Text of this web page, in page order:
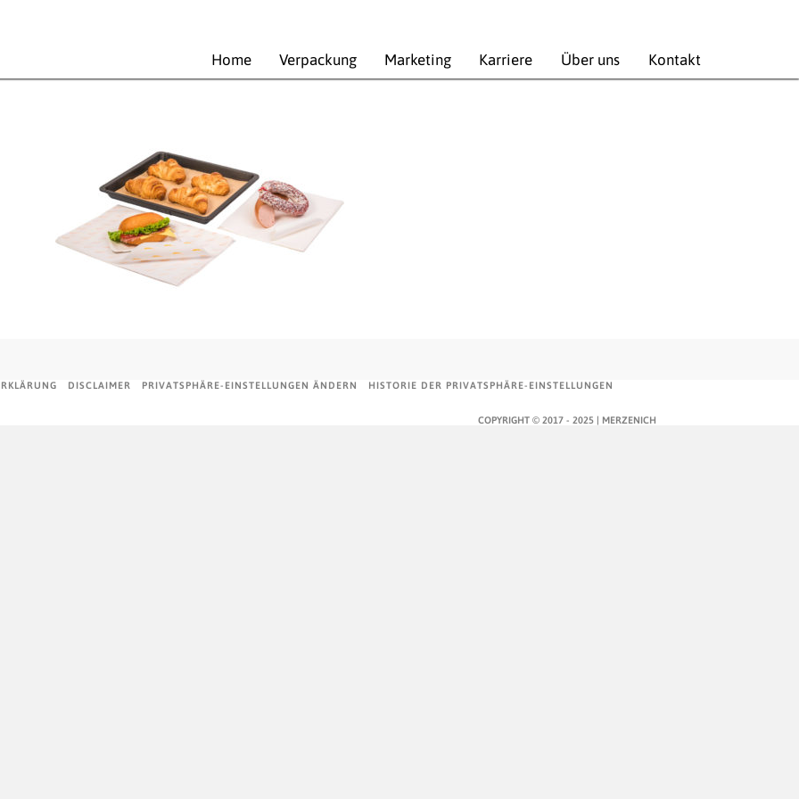
Home Verpackung Marketing Karriere Über uns Kontakt
Zuschnitte Einstieg
DISCLAIMER PRIVATSPHÄRE-EINSTELLUNGEN ÄNDERN
HISTORIE DER PRIVATSPHÄRE-EINSTELLUNGEN
COPYRIGHT © 2017 - 2025 | MERZENICH
This site is protected bywp-copyrightpro.com